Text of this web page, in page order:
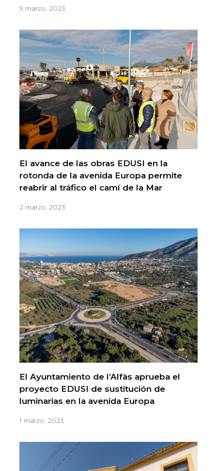
9 marzo, 2023
El avance de las obras EDUSI en la
rotonda de la avenida Europa permite
reabrir al tráfico el camí de la Mar
2 marzo, 2023
El Ayuntamiento de l’Alfàs aprueba el
proyecto EDUSI de sustitución de
luminarias en la avenida Europa
1 marzo, 2023